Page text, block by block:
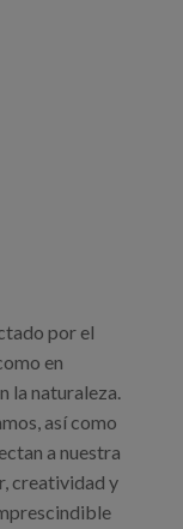
por el
en
la naturaleza.
así como
a nuestra
creatividad y